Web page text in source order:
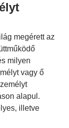
megérett az
milyen
vagy ő
alapul.
illetve